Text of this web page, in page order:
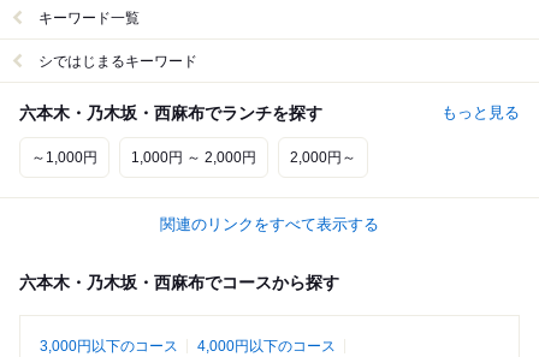
キーワード一覧
シではじまるキーワード
六本木・乃木坂・西麻布でランチを探す もっと見る
～1,000円 1,000円 ～ 2,000円 2,000円～
関連のリンクをすべて表示する
六本木・乃木坂・西麻布でコースから探す
3,000円以下のコース
4,000円以下のコース